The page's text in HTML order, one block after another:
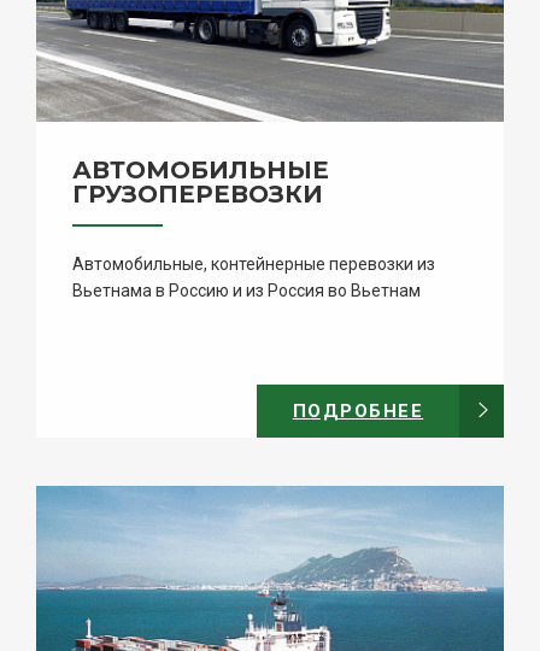
АВТОМОБИЛЬНЫЕ
ГРУЗОПЕРЕВОЗКИ
Автомобильные, контейнерные перевозки из
Вьетнама в Россию и из Россия во Вьетнам
ПОДРОБНЕЕ